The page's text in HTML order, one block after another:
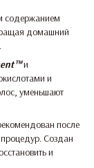
содержанием
домашний
и
и
уменьшают
после
Создан
и